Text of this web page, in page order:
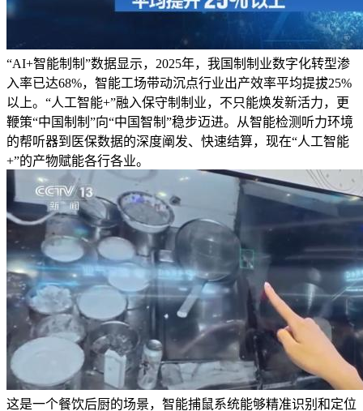
“AI+智能制制”数据显示，2025年，我国制制业数字化转型渗
入率已达68%，智能工场带动沉点行业出产效率平均提拔25%
以上。“人工智能+”融入保守制制业，不只能焕发新活力，更
鞭策“中国制制”向“中国智制”稳步迈进。从智能检测听力环境
的帮听器到医保数据的深度阐发、快速结算，现在“人工智能
+”的产物赋能各行各业。
这是一个餐饮后厨的场景，智能捕鼠系统能够精准识别和定位